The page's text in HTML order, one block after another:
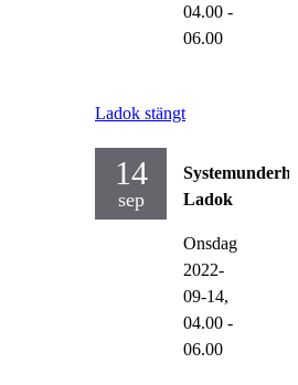
04.00 -
06.00
Ladok stängt
14
sep
Ladok
Onsdag
2022-
09-14,
04.00 -
06.00